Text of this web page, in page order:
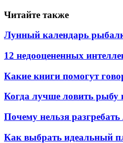
Читайте также
Лунный календарь
12 недооцененных
Какие книги помогут
Когда лучше ловить рыбу
Почему нельзя
Как выбрать идеальный